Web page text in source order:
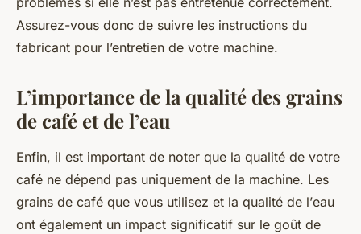
Assurez-vous donc de suivre les instructions du
fabricant pour l’entretien de votre machine.
L’importance de la qualité des grains
de café et de l’eau
Enfin, il est important de noter que la qualité de votre
café ne dépend pas uniquement de la machine. Les
grains de café que vous utilisez et la qualité de l’eau
ont également un impact significatif sur le goût de